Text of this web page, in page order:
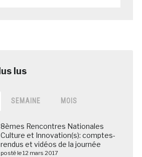
SEMAINE MOIS
8èmes Rencontres Nationales
Culture et Innovation(s): comptes-
rendus et vidéos de la journée
posté le 12 mars 2017